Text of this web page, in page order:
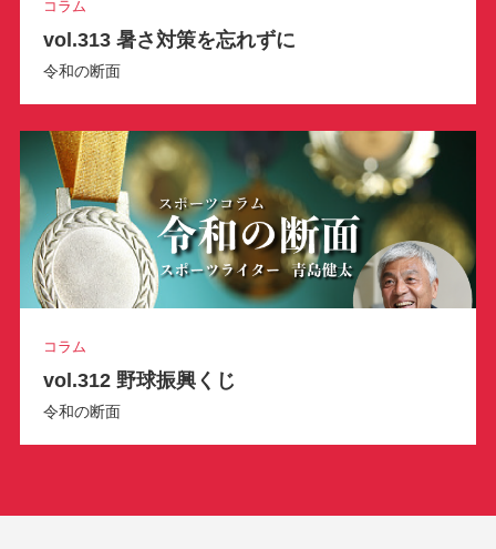
コラム
vol.313 暑さ対策を忘れずに
令和の断面
コラム
vol.312 野球振興くじ
令和の断面